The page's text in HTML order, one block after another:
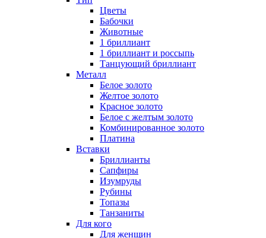
Цветы
Бабочки
Животные
1 бриллиант
1 бриллиант и россыпь
Танцующий бриллиант
Металл
Белое золото
Желтое золото
Красное золото
Белое с желтым золото
Комбинированное золото
Платина
Вставки
Бриллианты
Сапфиры
Изумруды
Рубины
Топазы
Танзаниты
Для кого
Для женщин